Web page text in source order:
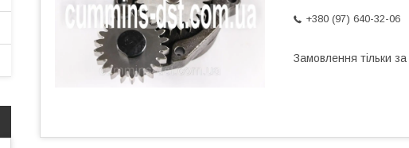
+380 (97) 640-32-06
Замовлення тільки